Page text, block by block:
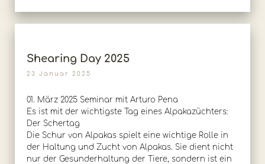
Shearing Day 2025
23 Januar 2025
01. März 2025 Seminar mit Arturo Pena
Es ist mit der wichtigste Tag eines Alpakazüchters:
Der Schertag
Die Schur von Alpakas spielt eine wichtige Rolle in
der Haltung und Zucht von Alpakas. Sie dient nicht
nur der Gesunderhaltung der Tiere, sondern ist ein